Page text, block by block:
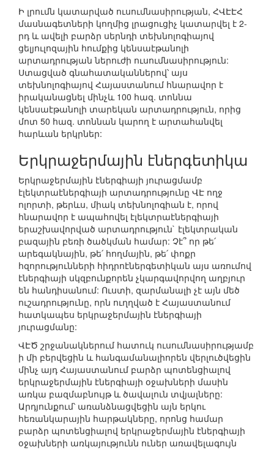
Ի լրումն կատարված ուսումնասիրության, ՀՎԷԷՀ
մասնագետների կողմից լրացուցիչ կատարվել է 2-
րդ և ավելի բարձր սերնդի տեխնոլոգիայով
ցելյուլոզային հումքից կենսաէթանոլի
արտադրության ներուժի ուսումնասիրություն:
Ստացված գնահատականներով՝ այս
տեխնոլոգիայով Հայաստանում հնարավոր է
իրականացնել մինչև 100 հազ. տոննա
կենսաէթանոլի տարեկան արտադրություն, որից
մոտ 50 հազ. տոննան կարող է արտահանվել
հարևան երկրներ:
Երկրաջերմային էներգետիկա
Երկրաջերմային էներգիայի յուրացմամբ
էլեկտրաէներգիայի արտադրությունը ՎԷ ողջ
ոլորտի, թերևս, միակ տեխնոլոգիան է, որով
հնարավոր է ապահովել էլեկտրաէներգիայի
երաշխավորված արտադրություն` էլեկտրական
բազային բեռի ծածկման համար: Չէ՞ որ թե՛
արեգակնային, թե՛ հողմային, թե՛ փոքր
հզորությունների հիդրոէներգետիկան այս առումով
էներգիայի սկզբունքորեն չկարգավորվող աղբյուր
են հանդիսանում: Ուստի, զարմանալի չէ այն մեծ
ուշադրությունը, որն ուղղված է Հայաստանում
հատկապես երկրաջերմային էներգիայի
յուրացմանը:
ՎԷԾ շրջանակներում հատուկ ուսումնասիրությամբ
ի մի բերվեցին և հանգամանալիորեն վերլուծվեցին
մինչ այդ Հայաստանում բարձր պոտենցիալով
երկրաջերմային էներգիայի օջախների մասին
առկա բազմաբնույթ և ծավալուն տվյալները:
Արդյունքում՝ առանձնացվեցին այն երկու
հեռանկարային հարթակները, որոնց համար
բարձր պոտենցիալով երկրաջերմային էներգիայի
օջախների առկայությունն ուներ առավելագույն